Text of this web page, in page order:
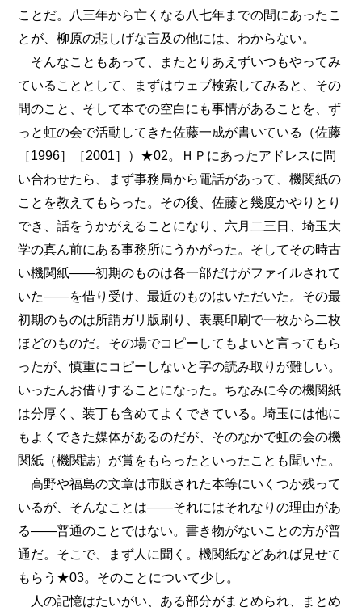
ことだ。八三年から亡くなる八七年までの間にあったこ
とが、柳原の悲しげな言及の他には、わからない。
そんなこともあって、またとりあえずいつもやってみ
ていることとして、まずはウェブ検索してみると、その
間のこと、そして本での空白にも事情があることを、ず
っと虹の会で活動してきた佐藤一成が書いている（佐藤
［1996］［2001］）★02。ＨＰにあったアドレスに問
い合わせたら、まず事務局から電話があって、機関紙の
ことを教えてもらった。その後、佐藤と幾度かやりとり
でき、話をうかがえることになり、六月二三日、埼玉大
学の真ん前にある事務所にうかがった。そしてその時古
い機関紙――初期のものは各一部だけがファイルされて
いた――を借り受け、最近のものはいただいた。その最
初期のものは所謂ガリ版刷り、表裏印刷で一枚から二枚
ほどのものだ。その場でコピーしてもよいと言ってもら
ったが、慎重にコピーしないと字の読み取りが難しい。
いったんお借りすることになった。ちなみに今の機関紙
は分厚く、装丁も含めてよくできている。埼玉には他に
もよくできた媒体があるのだが、そのなかで虹の会の機
関紙（機関誌）が賞をもらったといったことも聞いた。
高野や福島の文章は市販された本等にいくつか残って
いるが、そんなことは――それにはそれなりの理由があ
る――普通のことではない。書き物がないことの方が普
通だ。そこで、まず人に聞く。機関紙などあれば見せて
もらう★03。そのことについて少し。
人の記憶はたいがい、ある部分がまとめられ、まとめ